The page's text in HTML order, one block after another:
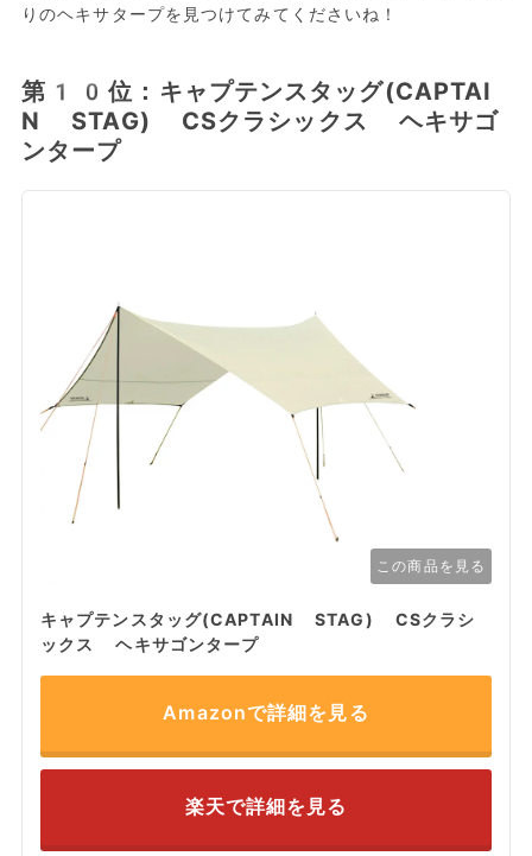
りのヘキサタープを見つけてみてくださいね！
第10位：キャプテンスタッグ(CAPTAI
N STAG) CSクラシックス ヘキサゴ
ンタープ
この商品を見る
キャプテンスタッグ(CAPTAIN STAG) CSクラシ
ックス ヘキサゴンタープ
Amazonで詳細を見る
楽天で詳細を見る